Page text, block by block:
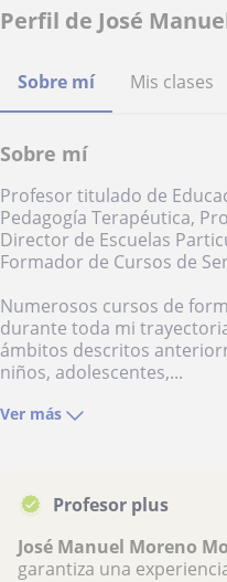
Perfil de José
Sobre mí Mis clases
Sobre mí
Profesor titulado de
Pedagogía Terapéutica,
Director de Escuelas
Formador de Cursos de
Numerosos cursos de
durante toda mi
ámbitos descritos
niños, adolescentes,...
Ver más
Profesor plus
José Manuel Moreno
garantiza una